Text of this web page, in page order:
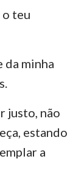
o teu
da minha
justo, não
estando
a